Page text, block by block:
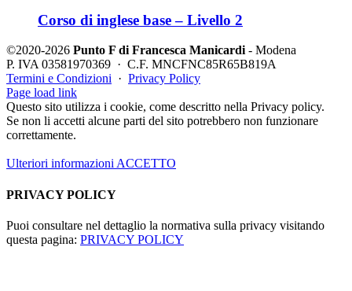
Corso di inglese base – Livello 2
©2020-2026 Punto F di Francesca Manicardi- Modena
P. IVA 03581970369 · C.F. MNCFNC85R65B819A
Termini e Condizioni · Privacy Policy
Instagram
Contatti
Page load link
Questo sito utilizza i cookie, come descritto nella Privacy policy.
Se non li accetti alcune parti del sito potrebbero non funzionare
correttamente.
Ulteriori informazioniACCETTO
PRIVACY POLICY
Puoi consultare nel dettaglio la normativa sulla privacy visitando
questa pagina: PRIVACY POLICY